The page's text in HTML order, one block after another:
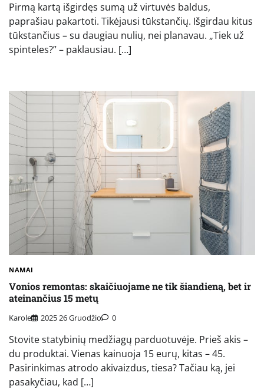
Pirmą kartą išgirdęs sumą už virtuvės baldus,
paprašiau pakartoti. Tikėjausi tūkstančių. Išgirdau kitus
tūkstančius – su daugiau nulių, nei planavau. „Tiek už
spinteles?” – paklausiau. […]
NAMAI
Vonios remontas: skaičiuojame ne tik šiandieną, bet ir
ateinančius 15 metų
Karole 2025 26 Gruodžio 0
Stovite statybinių medžiagų parduotuvėje. Prieš akis –
du produktai. Vienas kainuoja 15 eurų, kitas – 45.
Pasirinkimas atrodo akivaizdus, tiesa? Tačiau ką, jei
pasakyčiau, kad […]